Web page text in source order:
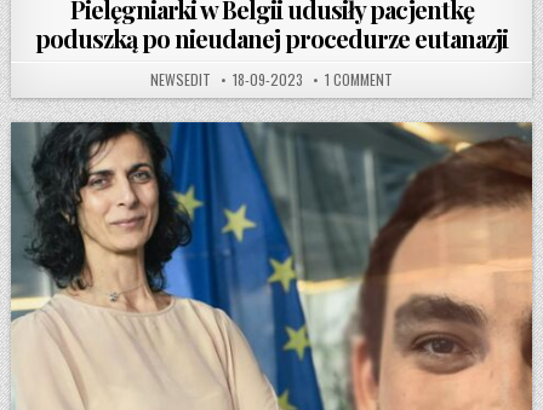
Pielęgniarki w Belgii udusiły pacjentkę
poduszką po nieudanej procedurze eutanazji
AUTHOR:
NEWSEDIT PUBLISHED DATE:
18-09-2023 1 COMMENT ON PIELĘGNIARKI W